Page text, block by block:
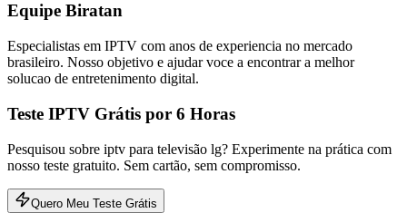
Equipe Biratan
Especialistas em IPTV com anos de experiencia no mercado
brasileiro. Nosso objetivo e ajudar voce a encontrar a melhor
solucao de entretenimento digital.
Teste IPTV Grátis por 6 Horas
Pesquisou sobre iptv para televisão lg? Experimente na prática com
nosso teste gratuito. Sem cartão, sem compromisso.
Quero Meu Teste Grátis